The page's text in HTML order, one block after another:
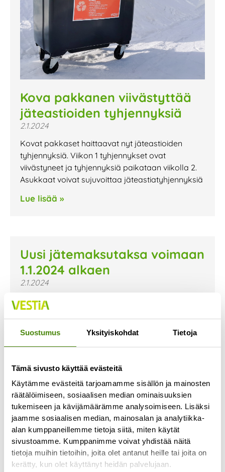
Suostumus Yksityiskohdat Tietoja
Tämä sivusto käyttää evästeitä
Käytämme evästeitä tarjoamamme sisällön ja mainosten
räätälöimiseen, sosiaalisen median ominaisuuksien
tukemiseen ja kävijämäärämme analysoimiseen. Lisäksi
jaamme sosiaalisen median, mainosalan ja analytiikka-
alan kumppaneillemme tietoja siitä, miten käytät
sivustoamme. Kumppanimme voivat yhdistää näitä
tietoja muihin tietoihin, joita olet antanut heille tai joita on
kerätty, kun olet käyttänyt heidän palvelujaan.
Kova pakkanen viivästyttää
jäteastioiden tyhjennyksiä
2.1.2024
Kovat pakkaset haittaavat nyt jäteastioiden
tyhjennyksiä. Viikon 1 tyhjennykset ovat
viivästyneet ja tyhjennyksiä paikataan viikolla 2.
Asukkaat voivat sujuvoittaa jäteastiatyhjennyksiä
Lue lisää »
Uusi jätemaksutaksa voimaan
1.1.2024 alkaen
2.1.2024
Uusi jätemaksutaksa on astunut voimaan 1.1.2024.
Uusi taksa ja sen mukaiset hinnat on nyt päivitetty